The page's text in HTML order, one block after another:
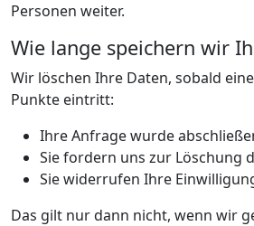
Personen weiter.
Wie lange speichern wir
Wir löschen Ihre Daten, sobald
Punkte eintritt:
Ihre Anfrage wurde
Sie fordern uns zur Löschung
Sie widerrufen Ihre
Das gilt nur dann nicht, wenn wir